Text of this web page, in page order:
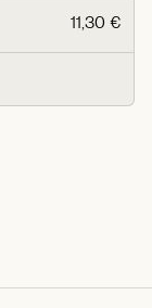
11,30 €